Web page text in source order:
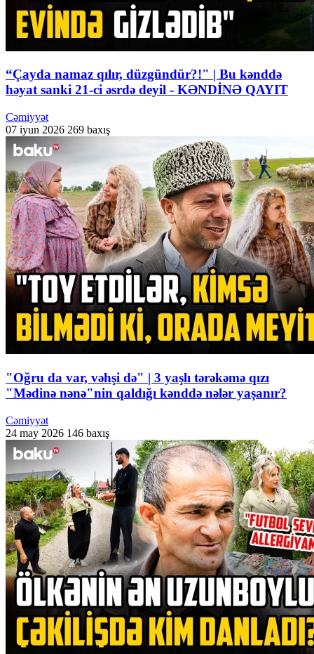
“Çayda namaz qılır, düzgündür?!" | Bu kənddə
həyat sanki 21-ci əsrdə deyil - KƏNDİNƏ QAYIT
Cəmiyyət
07 iyun 2026 269 baxış
"Oğru da var, vəhşi də" | 3 yaşlı tərəkəmə qızı
"Mədinə nənə"nin qaldığı kənddə nələr yaşanır?
Cəmiyyət
24 may 2026 146 baxış